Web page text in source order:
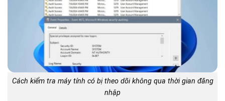
Cách kiểm tra máy tính có bị theo dõi không qua thời gian đăng
nhập